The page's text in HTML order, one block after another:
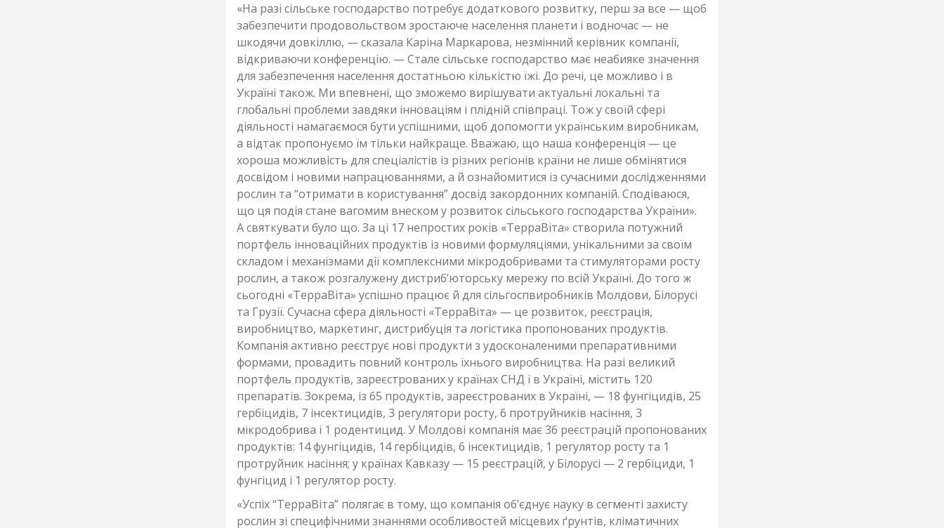
«На разі сільське господарство потребує додаткового розвитку, перш за все — щоб
забезпечити продовольством зростаюче населення планети і водночас — не
шкодячи довкіллю, — сказала Каріна Маркарова, незмінний керівник компанії,
відкриваючи конференцію. — Стале сільське господарство має неабияке значення
для забезпечення населення достатньою кількістю їжі. До речі, це можливо і в
Україні також. Ми впевнені, що зможемо вирішувати актуальні локальні та
глобальні проблеми завдяки інноваціям і плідній співпраці. Тож у своїй сфері
діяльності намагаємося бути успішними, щоб допомогти українським виробникам,
а відтак пропонуємо їм тільки найкраще. Вважаю, що наша конференція — це
хороша можливість для спеціалістів із різних регіонів країни не лише обмінятися
досвідом і новими напрацюваннями, а й ознайомитися із сучасними дослідженнями
рослин та “отримати в користування” досвід закордонних компаній. Сподіваюся,
що ця подія стане вагомим внеском у розвиток сільського господарства України».
А святкувати було що. За ці 17 непростих років «ТерраВіта» створила потужний
портфель інноваційних продуктів із новими формуляціями, унікальними за своїм
складом і механізмами дії комплексними мікродобривами та стимуляторами росту
рослин, а також розгалужену дистриб’юторську мережу по всій Україні. До того ж
сьогодні «ТерраВіта» успішно працює й для сільгоспвиробників Молдови, Білорусі
та Грузії. Сучасна сфера діяльності «ТерраВіта» — це розвиток, реєстрація,
виробництво, маркетинг, дистрибуція та логістика пропонованих продуктів.
Компанія активно реєструє нові продукти з удосконаленими препаративними
формами, провадить повний контроль їхнього виробництва. На разі великий
портфель продуктів, зареєстрованих у країнах СНД і в Україні, містить 120
препаратів. Зокрема, із 65 продуктів, зареєстрованих в Україні, — 18 фунгіцидів, 25
гербіцидів, 7 інсектицидів, 3 регулятори росту, 6 протруйників насіння, 3
мікродобрива і 1 родентицид. У Молдові компанія має 36 реєстрацій пропонованих
продуктів: 14 фунгіцидів, 14 гербіцидів, 6 інсектицидів, 1 регулятор росту та 1
протруйник насіння; у країнах Кавказу — 15 реєстрацій, у Білорусі — 2 гербіциди, 1
фунгіцид і 1 регулятор росту.
«Успіх “ТерраВіта” полягає в тому, що компанія об’єднує науку в сегменті захисту
рослин зі специфічними знаннями особливостей місцевих ґрунтів, кліматичних